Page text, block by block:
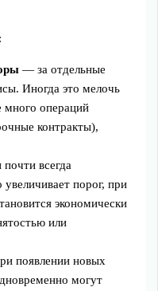
— за отдельные
Иногда это мелочь
много операций
контракты),
всегда
порог, при
экономически
или
появлении новых
могут